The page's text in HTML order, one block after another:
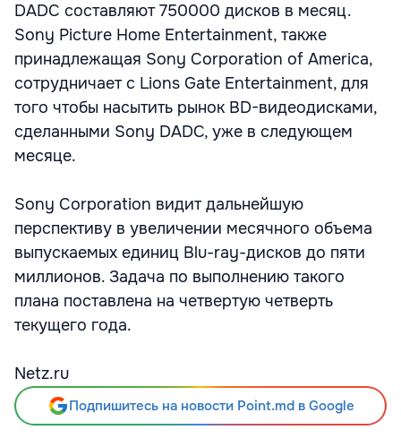
DADC составляют 750000 дисков в месяц.
Sony Picture Home Entertainment, также
принадлежащая Sony Corporation of America,
сотрудничает с Lions Gate Entertainment, для
того чтобы насытить рынок BD-видеодисками,
сделанными Sony DADC, уже в следующем
месяце.
Sony Corporation видит дальнейшую
перспективу в увеличении месячного объема
выпускаемых единиц Blu-ray-дисков до пяти
миллионов. Задача по выполнению такого
плана поставлена на четвертую четверть
текущего года.
Netz.ru
Подпишитесь на новости Point.md в Google